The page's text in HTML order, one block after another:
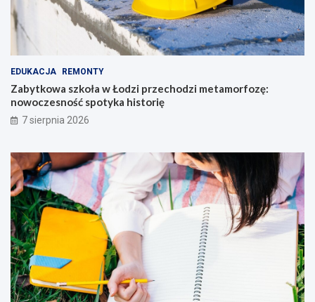
EDUKACJA REMONTY
Zabytkowa szkoła w Łodzi przechodzi metamorfozę:
nowoczesność spotyka historię
7 sierpnia 2026